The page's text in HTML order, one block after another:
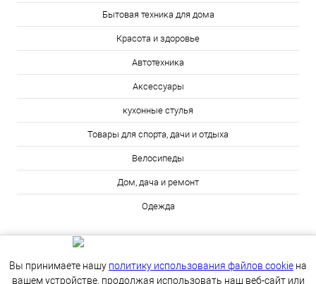
Бытовая техника для дома
Красота и здоровье
Автотехника
Аксессуары
кухонные стулья
Товары для спорта, дачи и отдыха
Велосипеды
Дом, дача и ремонт
Одежда
Вы принимаете нашу политику использования файлов cookie на
вашем устройстве, продолжая использовать наш веб-сайт или